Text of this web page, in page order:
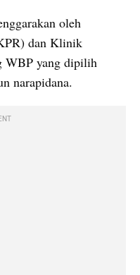
oleh
dan Klinik
WBP yang dipilih
narapidana.